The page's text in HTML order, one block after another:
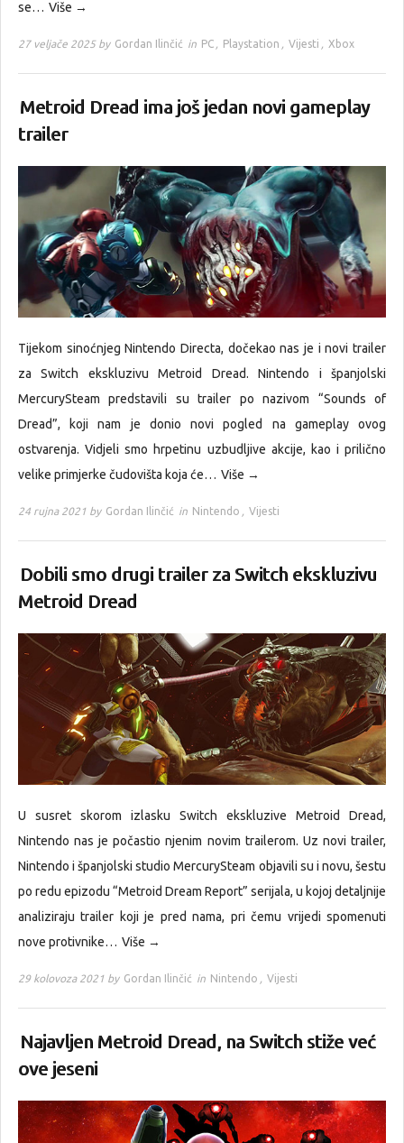
se… Više →
27 veljače 2025 by Gordan Ilinčić in PC , Playstation , Vijesti , Xbox
Metroid Dread ima još jedan novi gameplay
trailer
Tijekom sinoćnjeg Nintendo Directa, dočekao nas je i novi trailer
za Switch ekskluzivu Metroid Dread. Nintendo i španjolski
MercurySteam predstavili su trailer po nazivom “Sounds of
Dread”, koji nam je donio novi pogled na gameplay ovog
ostvarenja. Vidjeli smo hrpetinu uzbudljive akcije, kao i prilično
velike primjerke čudovišta koja će… Više →
24 rujna 2021 by Gordan Ilinčić in Nintendo , Vijesti
Dobili smo drugi trailer za Switch ekskluzivu
Metroid Dread
U susret skorom izlasku Switch ekskluzive Metroid Dread,
Nintendo nas je počastio njenim novim trailerom. Uz novi trailer,
Nintendo i španjolski studio MercurySteam objavili su i novu, šestu
po redu epizodu “Metroid Dream Report” serijala, u kojoj detaljnije
analiziraju trailer koji je pred nama, pri čemu vrijedi spomenuti
nove protivnike… Više →
29 kolovoza 2021 by Gordan Ilinčić in Nintendo , Vijesti
Najavljen Metroid Dread, na Switch stiže već
ove jeseni